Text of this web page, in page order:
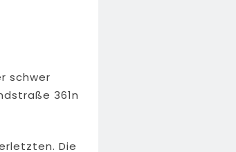
schwer
361n
Die